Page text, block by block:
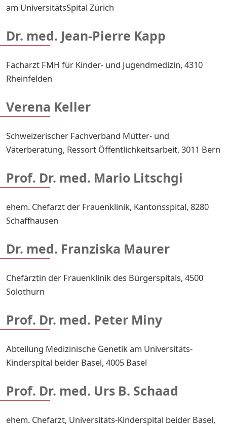
am UniversitätsSpital Zürich
Dr. med. Jean-Pierre Kapp
Facharzt FMH für Kinder- und Jugendmedizin, 4310
Rheinfelden
Verena Keller
Schweizerischer Fachverband Mütter- und
Väterberatung, Ressort Öffentlichkeitsarbeit, 3011 Bern
Prof. Dr. med. Mario Litschgi
ehem. Chefarzt der Frauenklinik, Kantonsspital, 8280
Schaffhausen
Dr. med. Franziska Maurer
Chefärztin der Frauenklinik des Bürgerspitals, 4500
Solothurn
Prof. Dr. med. Peter Miny
Abteilung Medizinische Genetik am Universitäts-
Kinderspital beider Basel, 4005 Basel
Prof. Dr. med. Urs B. Schaad
ehem. Chefarzt, Universitäts-Kinderspital beider Basel,